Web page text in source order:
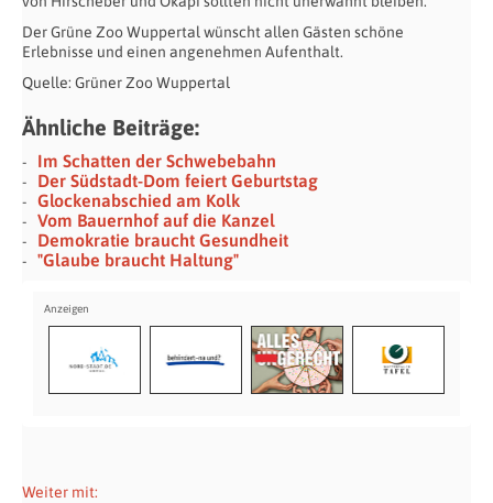
Der Grüne Zoo Wuppertal wünscht allen Gästen schöne
Erlebnisse und einen angenehmen Aufenthalt.
Quelle: Grüner Zoo Wuppertal
Ähnliche Beiträge:
Im Schatten der Schwebebahn
Der Südstadt-Dom feiert Geburtstag
Glockenabschied am Kolk
Vom Bauernhof auf die Kanzel
Demokratie braucht Gesundheit
"Glaube braucht Haltung"
Weiter mit: